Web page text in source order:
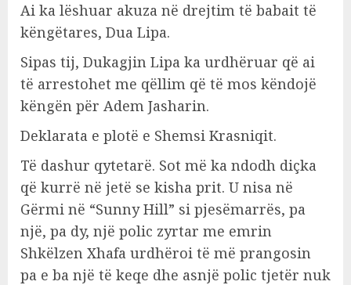
Ai ka lëshuar akuza në drejtim të babait të
këngëtares, Dua Lipa.
Sipas tij, Dukagjin Lipa ka urdhëruar që ai
të arrestohet me qëllim që të mos këndojë
këngën për Adem Jasharin.
Deklarata e plotë e Shemsi Krasniqit.
Të dashur qytetarë. Sot më ka ndodh diçka
që kurrë në jetë se kisha prit. U nisa në
Gërmi në “Sunny Hill” si pjesëmarrës, pa
një, pa dy, një polic zyrtar me emrin
Shkëlzen Xhafa urdhëroi të më prangosin
pa e ba një të keqe dhe asnjë polic tjetër nuk